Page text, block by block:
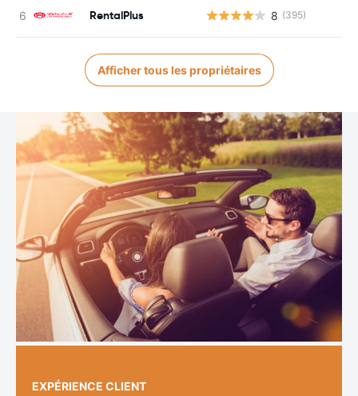
RentalPlus 8 (395)
Afficher tous les propriétaires
EXPÉRIENCE CLIENT